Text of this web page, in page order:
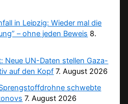
in Leipzig: Wieder mal die
– ohne jeden Beweis 8.
Neue UN-Daten stellen Gaza-
auf den Kopf 7. August 2026
schwebte
7. August 2026